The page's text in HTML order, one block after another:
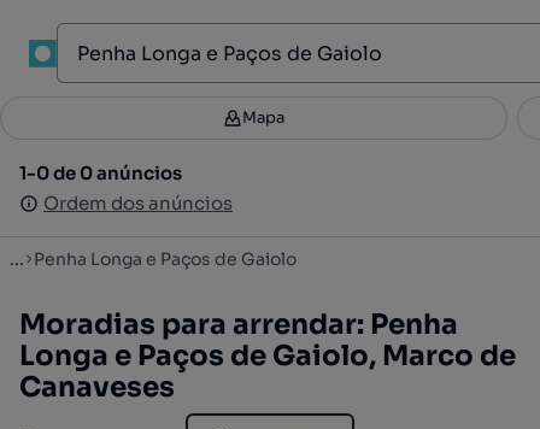
Filtros 3
1-0 de 0 anúncios
Ordem dos anúncios
Mapa
1-0 de 0 anúncios
Ordem dos anúncios
... Penha Longa e Paços de Gaiolo
Moradias para arrendar: Penha
Longa e Paços de Gaiolo, Marco de
Canaveses